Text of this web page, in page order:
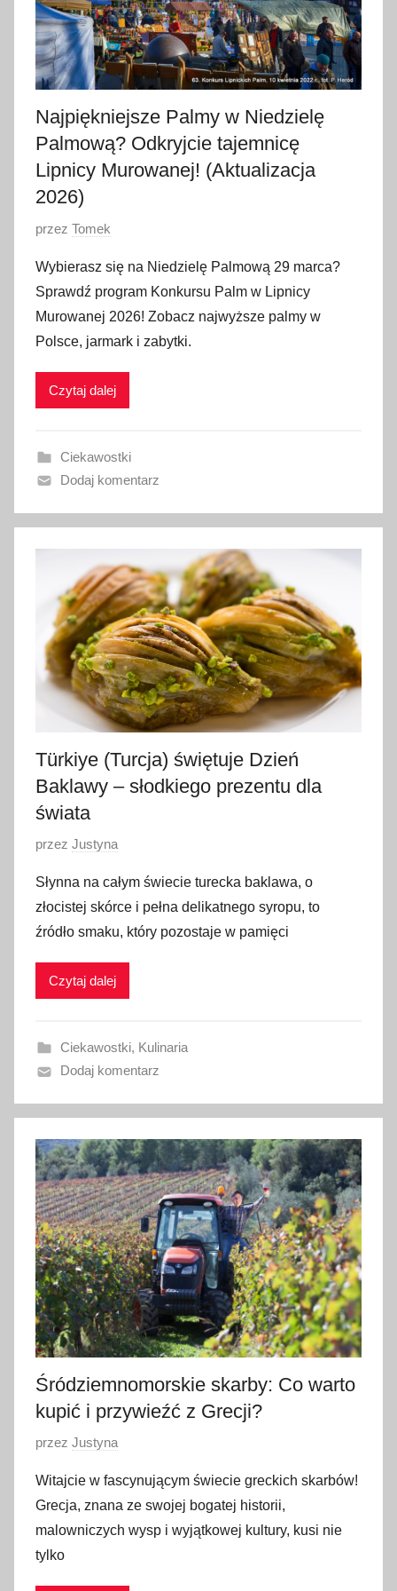
Najpiękniejsze Palmy w Niedzielę
Palmową? Odkryjcie tajemnicę
Lipnicy Murowanej! (Aktualizacja
2026)
O
u
b
l
i
w
n
o
9
m
przez Tomek
Wybierasz się na Niedzielę Palmową 29 marca?
Sprawdź program Konkursu Palm w Lipnicy
Murowanej 2026! Zobacz najwyższe palmy w
Polsce, jarmark i zabytki.
Czytaj dalej
Ciekawostki
Dodaj komentarz
Türkiye (Turcja) świętuje Dzień
Baklawy – słodkiego prezentu dla
świata
O
u
b
l
i
a
n
1
7
l
i
s
t
o
p
a
d
a
2
2
5
przez Justyna
Słynna na całym świecie turecka baklawa, o
złocistej skórce i pełna delikatnego syropu, to
źródło smaku, który pozostaje w pamięci
Czytaj dalej
Ciekawostki, Kulinaria
Dodaj komentarz
Śródziemnomorskie skarby: Co warto
kupić i przywieźć z Grecji?
O
u
b
l
i
przez Justyna
Witajcie w fascynującym świecie greckich skarbów!
Grecja, znana ze swojej bogatej historii,
malowniczych wysp i wyjątkowej kultury, kusi nie
tylko